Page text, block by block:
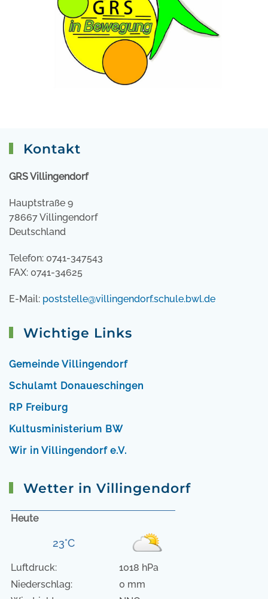
Kontakt
GRS Villingendorf
Hauptstraße 9
78667 Villingendorf
Deutschland
Telefon: 0741-347543
FAX: 0741-34625
E-Mail: poststelle@villingendorf.schule.bwl.de
Wichtige Links
Gemeinde Villingendorf
Schulamt Donaueschingen
RP Freiburg
Kultusministerium BW
Wir in Villingendorf e.V.
Wetter in Villingendorf
Heute
23°C
Luftdruck:
1018 hPa
Niederschlag:
0 mm